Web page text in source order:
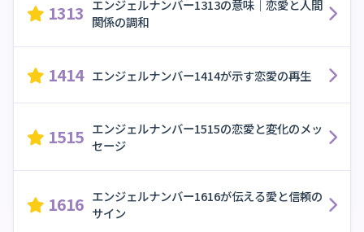
1313 エンジェルナンバー1313の意味｜恋愛と人間
関係の調和
1414 エンジェルナンバー1414が示す恋愛の再生
1515 エンジェルナンバー1515の恋愛と変化のメッ
セージ
1616 エンジェルナンバー1616が伝える愛と信頼の
サイン